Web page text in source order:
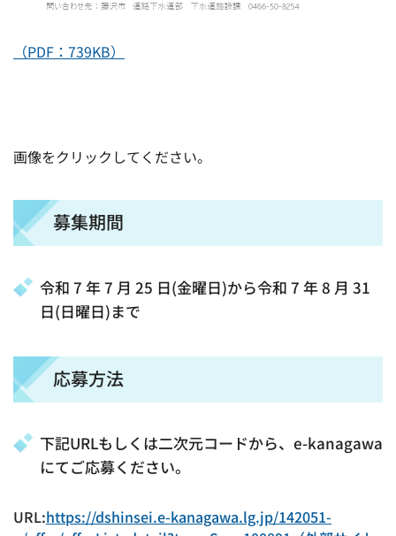
（PDF：739KB）
画像をクリックしてください。
募集期間
令和 7 年 7 月 25 日(金曜日)から令和 7 年 8 月 31
日(日曜日)まで
応募方法
下記URLもしくは二次元コードから、e-kanagawa
にてご応募ください。
URL:https://dshinsei.e-kanagawa.lg.jp/142051-